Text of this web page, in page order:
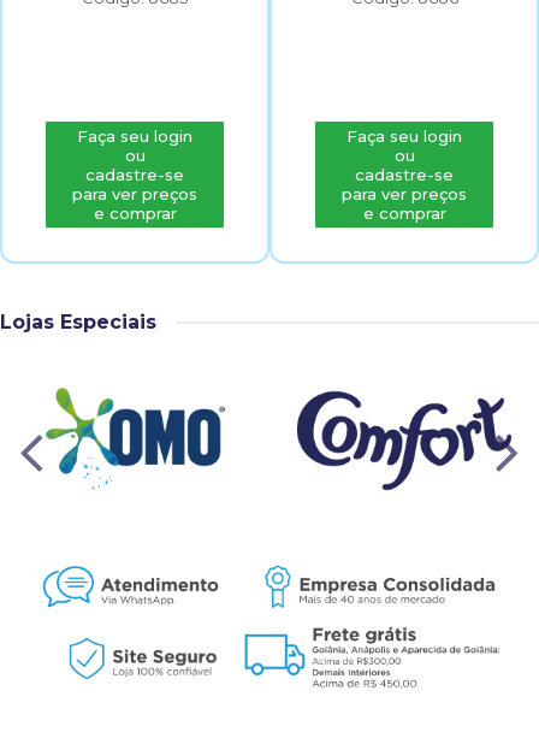
Faça seu login
ou
cadastre-se
para ver preços
e comprar
Faça seu login
ou
cadastre-se
para ver preços
e comprar
Lojas Especiais